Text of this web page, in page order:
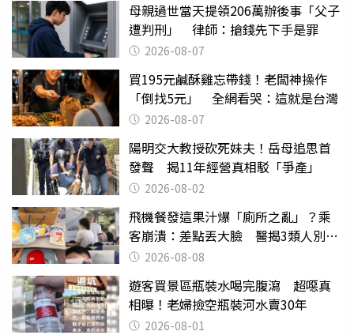
母親過世當天提領206萬辦後事「父子
遭判刑」 律師：搶錢先下手是罪
2026-08-07
買195元鹹酥雞忘帶錢！老闆神操作
「倒找5元」 全網看哭：這就是台灣
2026-08-07
陽明交大教授砍死妹夫！岳母追思首
發聲 揭11年經營真相駁「爭產」
2026-08-02
飛機餐發這果汁爆「廁所之亂」？乘
客崩潰：差點丟大臉 醫揭3類人別亂
喝 2026-08-08
遊客買景區瓶裝水喝完腹瀉 超噁真
相曝！老婦撿空瓶裝河水賣30年
2026-08-01